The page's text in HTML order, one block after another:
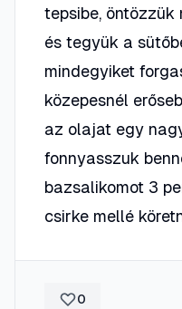
tepsibe,
és tegyük a
mindegyiket
közepesnél
az olajat egy
fonnyasszuk
bazsalikomot 3
csirke mellé
0